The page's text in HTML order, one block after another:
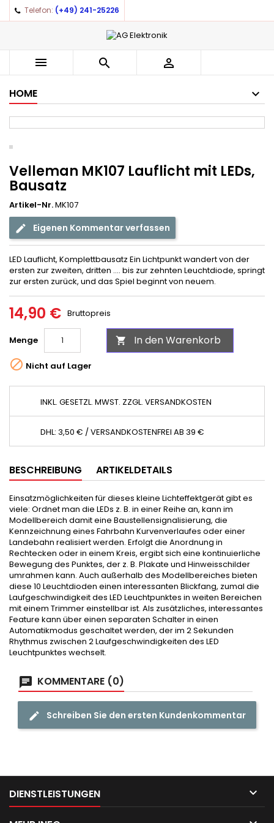
Telefon: (+49) 241-25226
  
HOME
Velleman MK107 Lauflicht mit LEDs,
Bausatz
Artikel-Nr.MK107
Eigenen Kommentar verfassen
LED Lauflicht, Komplettbausatz Ein Lichtpunkt wandert von der
ersten zur zweiten, dritten .... bis zur zehnten Leuchtdiode, springt
zur ersten zurück, und das Spiel beginnt von neuem.
14,90 € Bruttopreis
Menge  In den Warenkorb
 Nicht auf Lager
INKL. GESETZL. MWST. ZZGL. VERSANDKOSTEN
DHL: 3,50 € / VERSANDKOSTENFREI AB 39 €
BESCHREIBUNG ARTIKELDETAILS
Einsatzmöglichkeiten für dieses kleine Lichteffektgerät gibt es
viele: Ordnet man die LEDs z. B. in einer Reihe an, kann im
Modellbereich damit eine Baustellensignalisierung, die
Kennzeichnung eines Fahrbahn Kurvenverlaufes oder einer
Landebahn realisiert werden. Erfolgt die Anordnung in
Rechtecken oder in einem Kreis, ergibt sich eine kontinuierliche
Bewegung des Punktes, der z. B. Plakate und Hinweisschilder
umrahmen kann. Auch außerhalb des Modellbereiches bieten
diese 10 Leuchtdioden einen interessanten Blickfang, zumal die
Laufgeschwindigkeit des LED Leuchtpunktes in weiten Bereichen
mit einem Trimmer einstellbar ist. Als zusätzliches, interessantes
Feature kann über einen separaten Schalter in einen
Automatikmodus geschaltet werden, der im 2 Sekunden
Rhythmus zwischen 2 Laufgeschwindigkeiten des LED
Leuchtpunktes wechselt.
KOMMENTARE (0)
Schreiben Sie den ersten Kundenkommentar
DIENSTLEISTUNGEN 
Auf meine Wunschliste ×
add_circle_outlineCreate new list
((title)) ×
((label))
((cancelText)) ((createText))
Anmelden ×
You need to be logged in to save products in your
wishlist.
((cancelText)) ((loginText))